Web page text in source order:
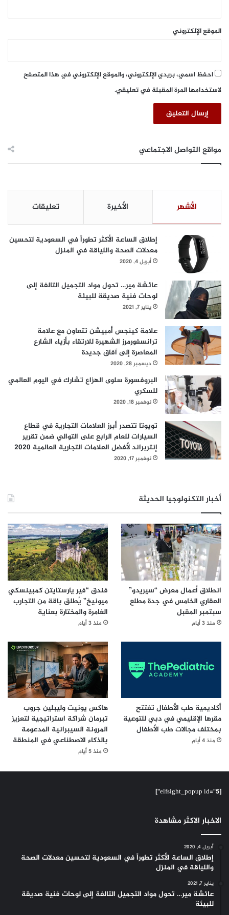
ق
ا
ل
ا
ح
ي
ب
ب
الموقع الإلكتروني
احفظ اسمي، بريدي الإلكتروني، والموقع الإلكتروني في هذا المتصفح
لاستخدامها المرة المقبلة في تعليقي.
مواقع التواصل الاجتماعي
الأشهر الأخيرة تعليقات
إطلاق الساعة الأكثر تطوراً في السعودية لتحسين
معدلات الصحة واللياقة في المنزل
أبريل 4, 2020
عائشة مير… تحول مواد التجميل التالفة إلى
لوحات فنية صديقة للبيئة
يناير 7, 2021
علامة كينجس أمبيشن تتعاون مع علامة
ترانسفورمرز الشهيرة للارتقاء بأزياء الشارع
المعاصرة إلى آفاق جديدة
ديسمبر 28, 2020
البروفسورة سلوى الهزاع تشارك في اليوم العالمي
للسكري
نوفمبر 18, 2020
تويوتا تتصدر أبرز العلامات التجارية في قطاع
السيارات للعام الرابع على التوالي ضمن تقرير
إنتربراند لأفضل العلامات التجارية العالمية 2020
نوفمبر 17, 2020
أخبار التكنولوجيا الحديثة
انطلاق أعمال معرض “سيريدو”
العقاري الخامس في جدة مطلع
سبتمبر المقبل
منذ 3 أيام
فندق “فير يارستايتن كمبينسكي
ميونيخ” يُطلق باقة من التجارب
الغامرة والمختارة بعناية
منذ 3 أيام
أكاديمية طب الأطفال تفتتح
مقرها الإقليمي في دبي للتوعية
بمختلف مجالات طب الأطفال
منذ 4 أيام
هاكس يونيت وليبلين جروب
تبرمان شراكة استراتيجية لتعزيز
المرونة السيبرانية المدعومة
بالذكاء الاصطناعي في المنطقة
منذ 5 أيام
[elfsight_popup id="5"]
الاخبار الاكثر مشاهدة
أبريل 4, 2020
إطلاق الساعة الأكثر تطوراً في السعودية لتحسين معدلات الصحة
واللياقة في المنزل
يناير 7, 2021
عائشة مير… تحول مواد التجميل التالفة إلى لوحات فنية صديقة
للبيئة